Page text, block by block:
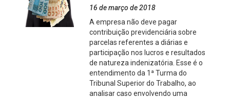
16 de março de 2018
A empresa não deve pagar
contribuição previdenciária sobre
parcelas referentes a diárias e
participação nos lucros e resultados
de natureza indenizatória. Esse é o
entendimento da 1ª Turma do
Tribunal Superior do Trabalho, ao
analisar caso envolvendo uma